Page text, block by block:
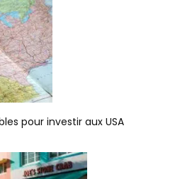
pour investir aux USA